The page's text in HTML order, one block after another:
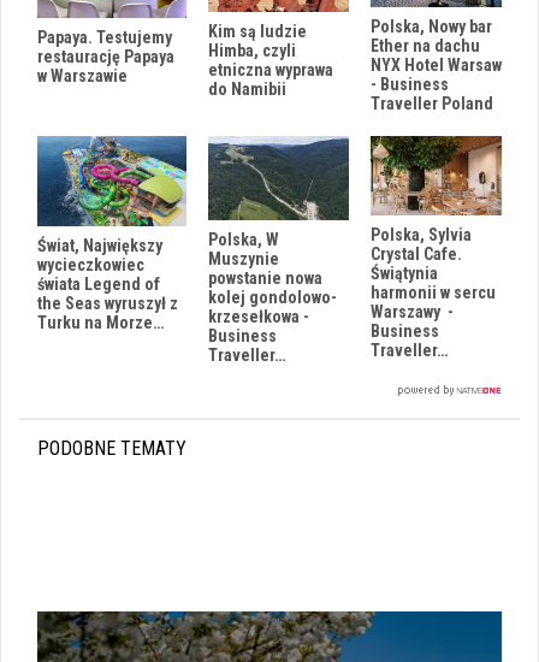
Papaya. Testujemy
restaurację Papaya
w Warszawie
Kim są ludzie
Himba, czyli
etniczna wyprawa
do Namibii
Polska, Nowy bar
Ether na dachu
NYX Hotel Warsaw
- Business
Traveller Poland
Świat, Największy
wycieczkowiec
świata Legend of
the Seas wyruszył z
Turku na Morze…
Polska, W
Muszynie
powstanie nowa
kolej gondolowo-
krzesełkowa -
Business
Traveller…
Polska, Sylvia
Crystal Cafe.
Świątynia
harmonii w sercu
Warszawy -
Business
Traveller…
PODOBNE TEMATY